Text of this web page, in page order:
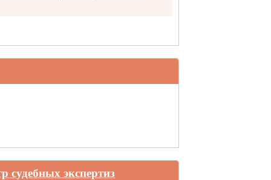
судебных экспертиз